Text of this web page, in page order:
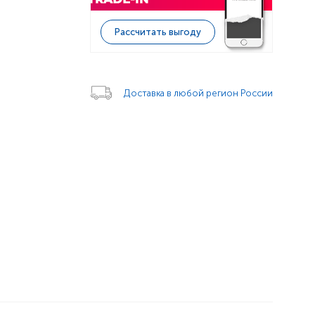
Рассчитать выгоду
Доставка в любой регион России